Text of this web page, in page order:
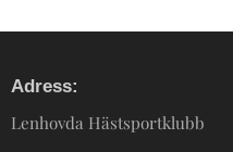
Adress:
Lenhovda Hästsportklubb